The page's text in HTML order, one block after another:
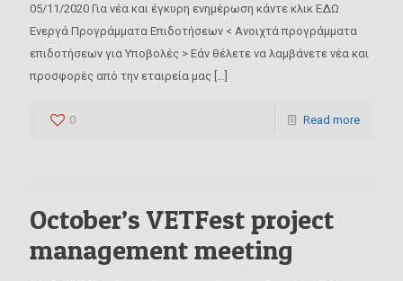
05/11/2020 Για νέα και έγκυρη ενημέρωση κάντε κλικ ΕΔΩ
Ενεργά Προγράμματα Επιδοτήσεων < Ανοιχτά προγράμματα
επιδοτήσεων για Υποβολές > Εάν θέλετε να λαμβάνετε νέα και
προσφορές από την εταιρεία μας
0 Read more
October’s VETFest project
management meeting